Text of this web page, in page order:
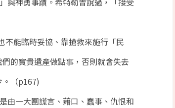
不能臨時妥協、靠搶救來施行「民
的寶貴遺產做點事，否則就會失去
（p167)
由一大團謊言、藉口、蠢事、仇恨和